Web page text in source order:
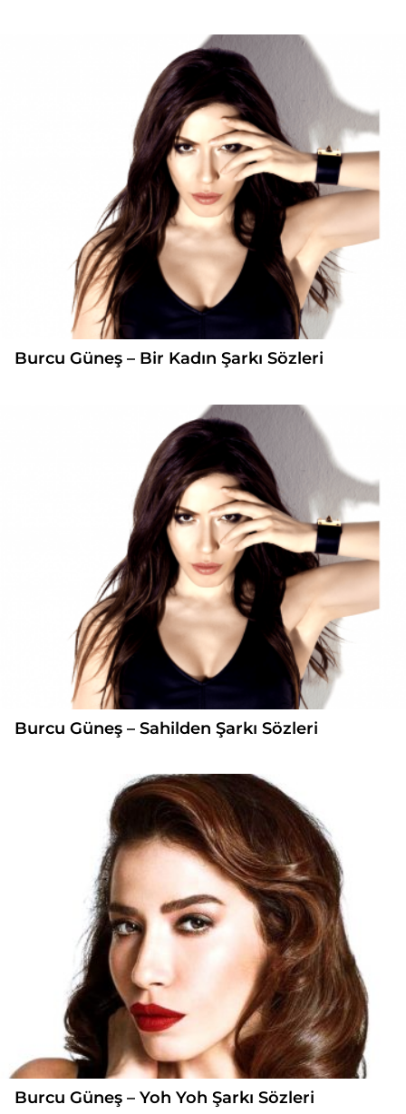
Burcu Güneş – Bir Kadın Şarkı Sözleri
Burcu Güneş – Sahilden Şarkı Sözleri
Burcu Güneş – Yoh Yoh Şarkı Sözleri